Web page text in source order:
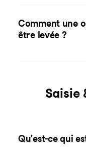
Comment une
être levée ?
Saisie
Qu'est-ce qui